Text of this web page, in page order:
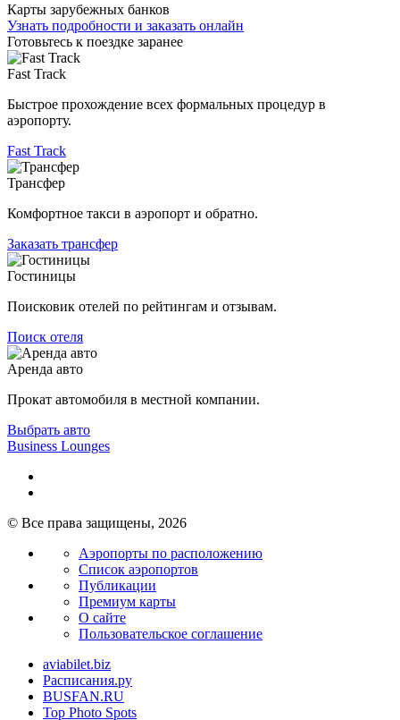
Карты зарубежных банков
Узнать подробности и заказать онлайн
Готовьтесь к поездке заранее
Fast Track
Быстрое прохождение всех формальных процедур в
аэропорту.
Fast Track
Трансфер
Комфортное такси в аэропорт и обратно.
Заказать трансфер
Гостиницы
Поисковик отелей по рейтингам и отзывам.
Поиск отеля
Аренда авто
Прокат автомобиля в местной компании.
Выбрать авто
Business Lounges
© Все права защищены, 2026
Аэропорты по расположению
Список аэропортов
Публикации
Премиум карты
О сайте
Пользовательское соглашение
aviabilet.biz
Расписания.ру
BUSFAN.RU
Top Photo Spots